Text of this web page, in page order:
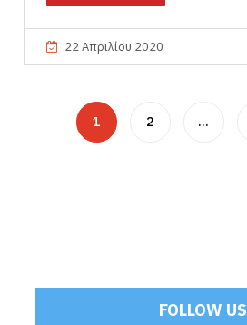
22 Απριλίου 2020
1 2 …
FOLLOW US